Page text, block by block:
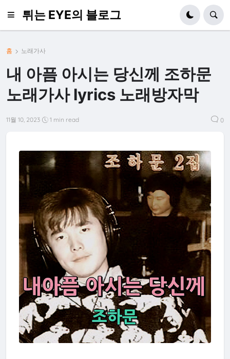
튀는 EYE의 블로그
홈 노래가사
내 아픔 아시는 당신께 조하문
노래가사 lyrics 노래방자막
11월 10, 2023 1 min read 0